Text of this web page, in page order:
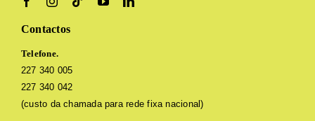
Contactos
Telefone.
227 340 005
227 340 042
(custo da chamada para rede fixa nacional)